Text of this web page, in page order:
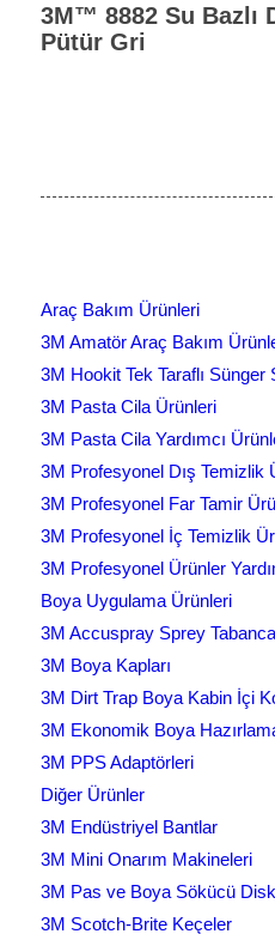
3M™ 8882 Su Bazlı
Pütür Gri
Araç Bakım Ürünleri
3M Amatör Araç Bakım
3M Hookit Tek Taraflı Sünger
3M Pasta Cila Ürünleri
3M Pasta Cila Yardımcı
3M Profesyonel Dış Temizlik
3M Profesyonel Far Tamir
3M Profesyonel İç Temizlik
3M Profesyonel Ürünler
Boya Uygulama Ürünleri
3M Accuspray Sprey
3M Boya Kapları
3M Dirt Trap Boya Kabin İçi
3M Ekonomik Boya
3M PPS Adaptörleri
Diğer Ürünler
3M Endüstriyel Bantlar
3M Mini Onarım Makineleri
3M Pas ve Boya Sökücü Disk
3M Scotch-Brite Keçeler